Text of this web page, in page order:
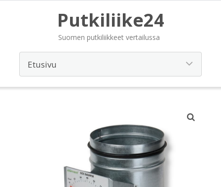
Putkiliike24
Suomen putkiliikkeet vertailussa